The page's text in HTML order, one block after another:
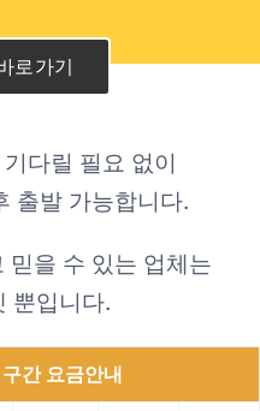
로가기
다릴 필요 없이
출발 가능합니다.
믿을 수 있는 업체는
뿐입니다.
간 요금안내